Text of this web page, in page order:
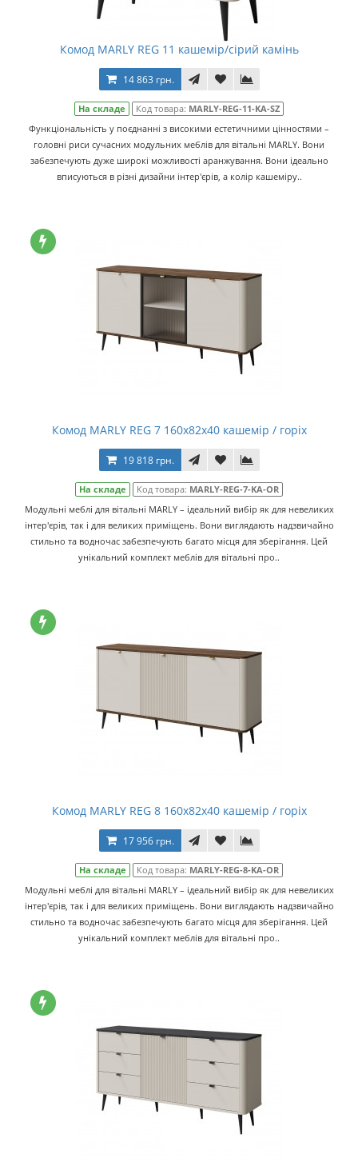
Комод MARLY REG 11 кашемір/сірий камінь
14 863 грн.
На складе Код товара: MARLY-REG-11-KA-SZ
Функціональність у поєднанні з високими естетичними цінностями –
головні риси сучасних модульних меблів для вітальні MARLY. Вони
забезпечують дуже широкі можливості аранжування. Вони ідеально
вписуються в різні дизайни інтер'єрів, а колір кашеміру..
Комод MARLY REG 7 160х82х40 кашемір / горіх
19 818 грн.
На складе Код товара: MARLY-REG-7-KA-OR
Модульні меблі для вітальні MARLY – ідеальний вибір як для невеликих
інтер'єрів, так і для великих приміщень. Вони виглядають надзвичайно
стильно та водночас забезпечують багато місця для зберігання. Цей
унікальний комплект меблів для вітальні про..
Комод MARLY REG 8 160х82х40 кашемір / горіх
17 956 грн.
На складе Код товара: MARLY-REG-8-KA-OR
Модульні меблі для вітальні MARLY – ідеальний вибір як для невеликих
інтер'єрів, так і для великих приміщень. Вони виглядають надзвичайно
стильно та водночас забезпечують багато місця для зберігання. Цей
унікальний комплект меблів для вітальні про..